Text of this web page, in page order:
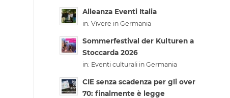
Alleanza Eventi Italia
in:Vivere in Germania
Sommerfestival der Kulturen a
Stoccarda 2026
in: Eventi culturali in Germania
CIE senza scadenza per gli over
70: finalmente è legge